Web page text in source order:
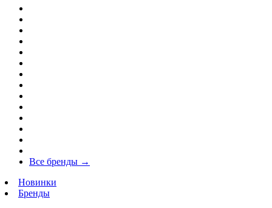
Все бренды →
Новинки
Бренды